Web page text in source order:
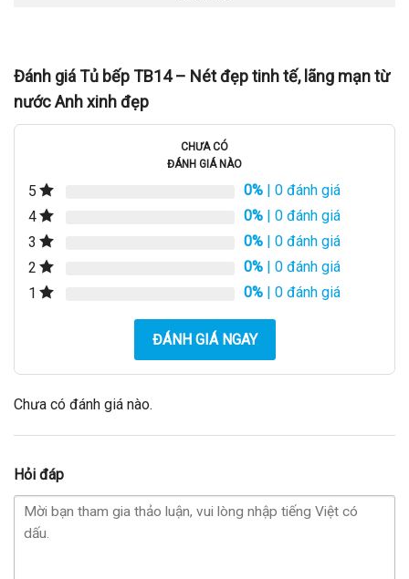
Đánh giá Tủ bếp TB14 – Nét đẹp tinh tế, lãng mạn từ
nước Anh xinh đẹp
CHƯA CÓ
ĐÁNH GIÁ NÀO
5 0% | 0 đánh giá
4
0% | 0 đánh giá
3
0% | 0 đánh giá
2
0% | 0 đánh giá
1
0% | 0 đánh giá
ĐÁNH GIÁ NGAY
Chưa có đánh giá nào.
Hỏi đáp